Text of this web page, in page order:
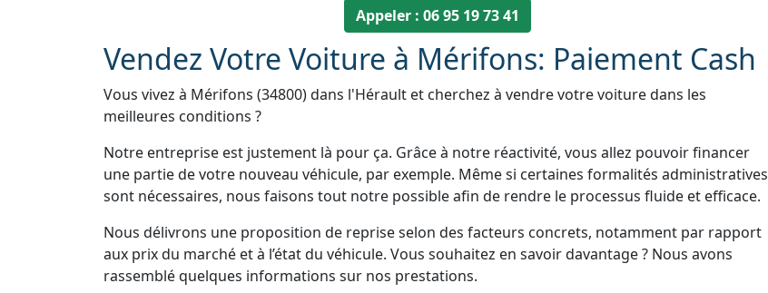
Appeler : 06 95 19 73 41
Vendez Votre Voiture à Mérifons: Paiement Cash
Vous vivez à Mérifons (34800) dans l'Hérault et cherchez à vendre votre voiture dans les
meilleures conditions ?
Notre entreprise est justement là pour ça. Grâce à notre réactivité, vous allez pouvoir financer
une partie de votre nouveau véhicule, par exemple. Même si certaines formalités administratives
sont nécessaires, nous faisons tout notre possible afin de rendre le processus fluide et efficace.
Nous délivrons une proposition de reprise selon des facteurs concrets, notamment par rapport
aux prix du marché et à l’état du véhicule. Vous souhaitez en savoir davantage ? Nous avons
rassemblé quelques informations sur nos prestations.